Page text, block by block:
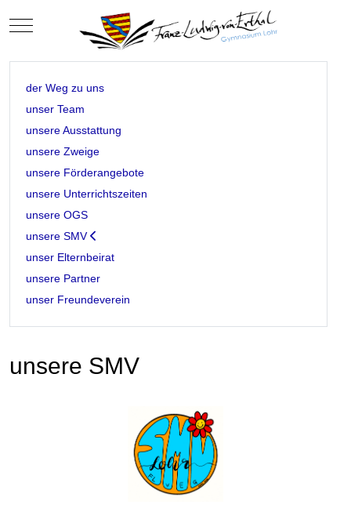
Mobile Menu Toggle
der Weg zu uns
unser Team
unsere Ausstattung
unsere Zweige
unsere Förderangebote
unsere Unterrichtszeiten
unsere OGS
unsere SMV
unser Elternbeirat
unsere Partner
unser Freundeverein
unsere SMV